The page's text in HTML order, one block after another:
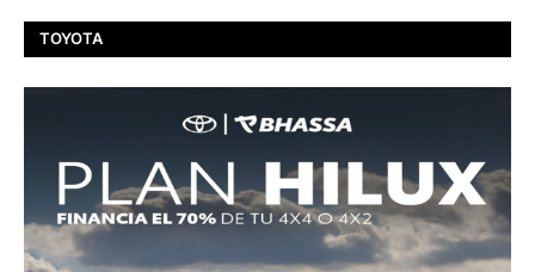
TOYOTA